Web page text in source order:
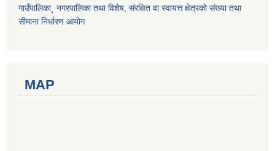
गाउँपालिका¸ नगरपालिका तथा विशेष, संरक्षित वा स्वायत्त क्षेत्रको संख्या तथा
सीमाना निर्धारण आयोग
MAP